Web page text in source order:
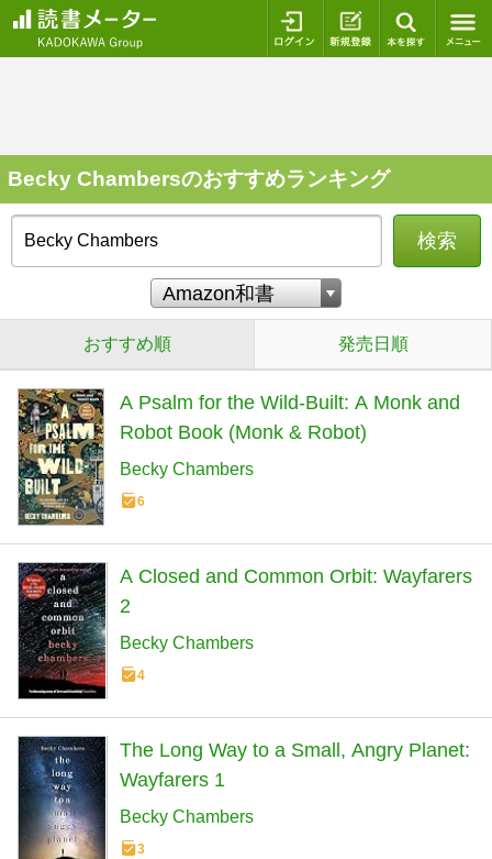
ログイン 新規登録
Becky Chambersのおすすめランキング
検索
おすすめ順 発売日順
A Psalm for the Wild-Built: A Monk and
Robot Book (Monk & Robot)
Becky Chambers
6
A Closed and Common Orbit: Wayfarers
2
Becky Chambers
4
The Long Way to a Small, Angry Planet:
Wayfarers 1
Becky Chambers
3